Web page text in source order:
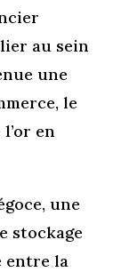
au sein
une
le
en
une
stockage
entre la